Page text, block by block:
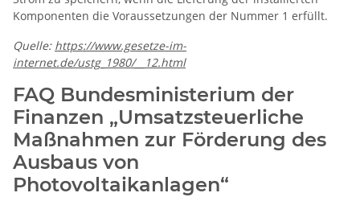
Komponenten die Voraussetzungen der Nummer 1 erfüllt.
Quelle: https://www.gesetze-im-
internet.de/ustg_1980/__12.html
FAQ Bundesministerium der
Finanzen „Umsatzsteuerliche
Maßnahmen zur Förderung des
Ausbaus von
Photovoltaikanlagen“